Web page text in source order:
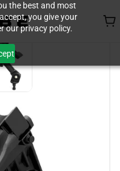
the best and most
you give your
our privacy policy.